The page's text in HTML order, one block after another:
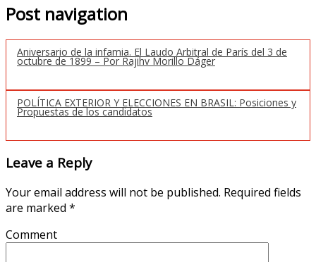
Post navigation
Aniversario de la infamia. El Laudo Arbitral de París del 3 de
octubre de 1899 – Por Rajihv Morillo Dáger
POLÍTICA EXTERIOR Y ELECCIONES EN BRASIL: Posiciones y
Propuestas de los candidatos
Leave a Reply
Your email address will not be published. Required fields
are marked *
Comment